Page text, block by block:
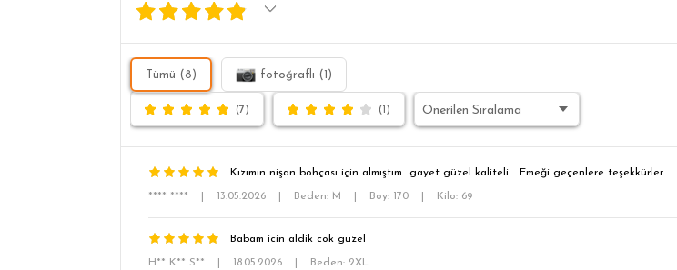
Tümü (8) fotoğraflı (1)
(7) (1)
Kızımın nişan bohçası için almıştım....gayet güzel kaliteli.... Emeği geçenlere teşekkürler
**** **** 13.05.2026 Beden: M Boy: 170 Kilo: 69
Babam icin aldik cok guzel
H** K** S** 18.05.2026 Beden: 2XL